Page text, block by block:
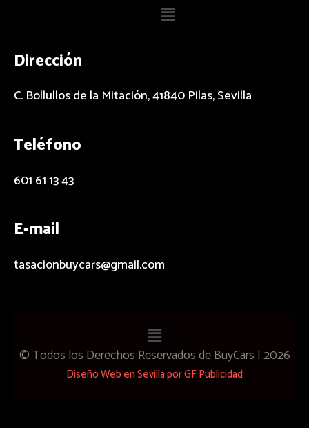
Main
Dirección
C. Bollullos de la Mitación, 41840 Pilas, Sevilla
Teléfono
601 61 13 43
E-mail
tasacionbuycars@gmail.com
Main
Menu
Diseño Web en Sevilla por GF Publicidad
© Todos los Derechos Reservados de BuyCars | 2026